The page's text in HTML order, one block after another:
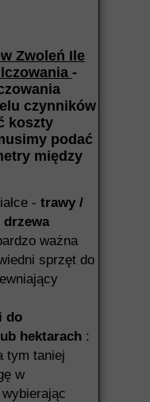
Zwoleń Ile
-
czynników
koszty
podać
między
- trawy /
drzewa
ważna
sprzęt do
do
hektarach :
tym taniej
w